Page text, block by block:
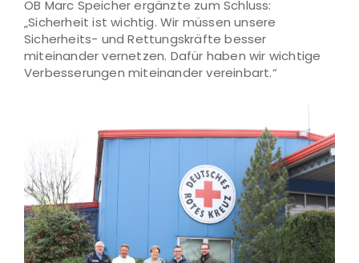
OB Marc Speicher ergänzte zum Schluss:
„Sicherheit ist wichtig. Wir müssen unsere
Sicherheits- und Rettungskräfte besser
miteinander vernetzen. Dafür haben wir wichtige
Verbesserungen miteinander vereinbart.“